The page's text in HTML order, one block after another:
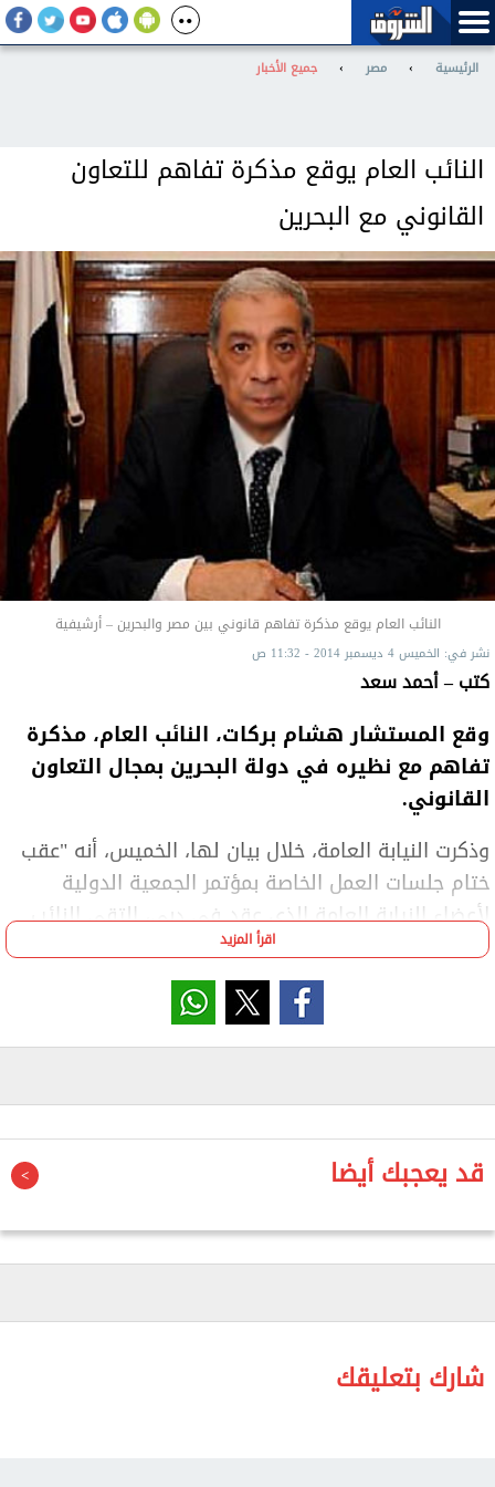
الرئيسية › مصر › جميع الأخبار
النائب العام يوقع مذكرة تفاهم للتعاون
القانوني مع البحرين
النائب العام يوقع مذكرة تفاهم قانوني بين مصر والبحرين – أرشيفية
نشر في: الخميس 4 ديسمبر 2014 - 11:32 ص
كتب – أحمد سعد
وقع المستشار هشام بركات، النائب العام، مذكرة
تفاهم مع نظيره في دولة البحرين بمجال التعاون
القانوني.
وذكرت النيابة العامة، خلال بيان لها، الخميس، أنه "عقب
ختام جلسات العمل الخاصة بمؤتمر الجمعية الدولية
لأعضاء النيابة العامة الذي عقد في دبي، التقى النائب
العام نظيره المستشار علي فضل البوعينين، النائب العام
البحريني في العاصمة المنامة".
وأضاف البيان، أن "الطرفان استعرضا خلال المؤتمر
سبل التعاون المشترك الذي يهدف إلى رفع مستوى
النيابة، كما وقعا مذكرة تفاهم بشأن شراكة تحقق أفضل
درجات الاستفادة المتبادلة بين جهازي النيابة العامة في
البلدين".
كما التقى النائب العام رئيس مجلس القضاء الأعلى
العربي المشترك، ودعم وتطوير طرق كافحة الجريمة
المنظمة وتبادل الاصدارات القانونية الحديثة.
اقرأ المزيد
قد يعجبك أيضا
شارك بتعليقك